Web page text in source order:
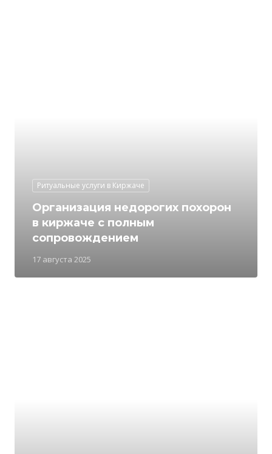
Ритуальные услуги в Киржаче
17 августа 2025
Организация недорогих похорон
в киржаче с полным
сопровождением